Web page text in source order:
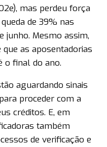
mas perdeu força
de 39% nas
junho. Mesmo assim,
as aposentadorias
o final do ano.
aguardando sinais
proceder com a
créditos. E, em
também
de verificação e